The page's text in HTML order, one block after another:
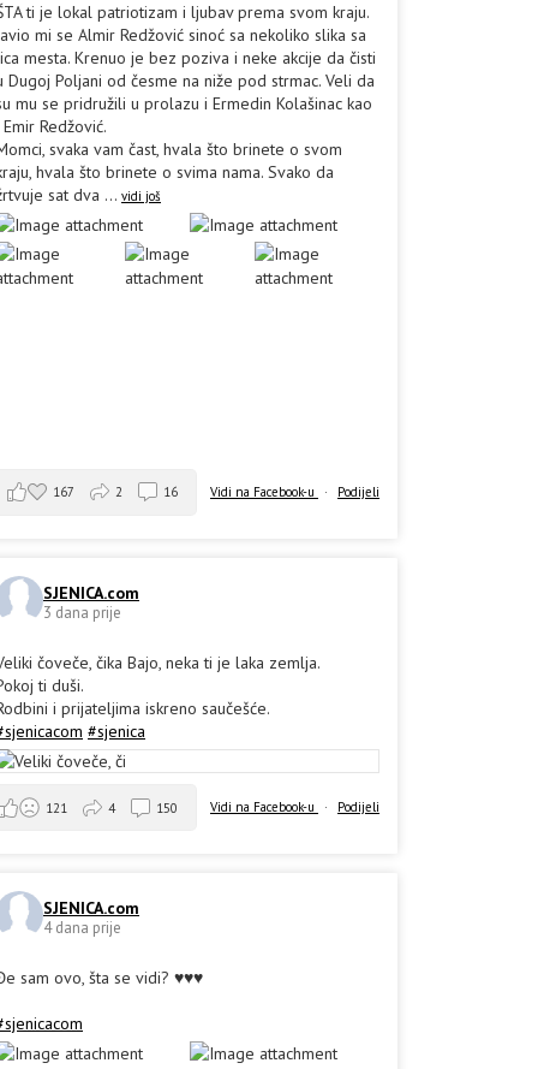
ti je lokal patriotizam i ljubav prema svom kraju.
mi se Almir Redžović sinoć sa nekoliko slika sa
mesta. Krenuo je bez poziva i neke akcije da čisti
Dugoj Poljani od česme na niže pod strmac. Veli da
mu se pridružili u prolazu i Ermedin Kolašinac kao
Redžović.
svaka vam čast, hvala što brinete o svom
hvala što brinete o svima nama. Svako da
sat dva ... vidi još
Vidi na Facebook-u · Podijeli
167 2 16
SJENICA.com
3 dana prije
čoveče, čika Bajo, neka ti je laka zemlja.
ti duši.
i prijateljima iskreno saučešće.
#sjenica
Vidi na Facebook-u · Podijeli
121 4 150
SJENICA.com
4 dana prije
sam ovo, šta se vidi? ♥️♥️♥️